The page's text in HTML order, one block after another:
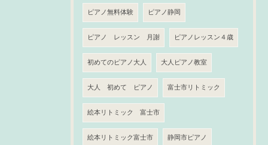
ピアノ無料体験 ピアノ静岡
ピアノ レッスン 月謝 ピアノレッスン４歳
初めてのピアノ大人 大人ピアノ教室
大人 初めて ピアノ 富士市リトミック
絵本リトミック 富士市
絵本リトミック富士市 静岡市ピアノ